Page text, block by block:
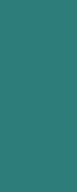
Evita obiettivi
per far crescere
sapere quale
Non usare
Confronta un
Obiettivo: Sono
posizione nella
cose nuove e far